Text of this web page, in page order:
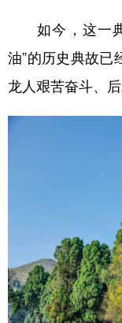
学术中国
城市
彩票
北京
辽宁
浙江
如今，这一典
油”的历史典故已
龙人艰苦奋斗、